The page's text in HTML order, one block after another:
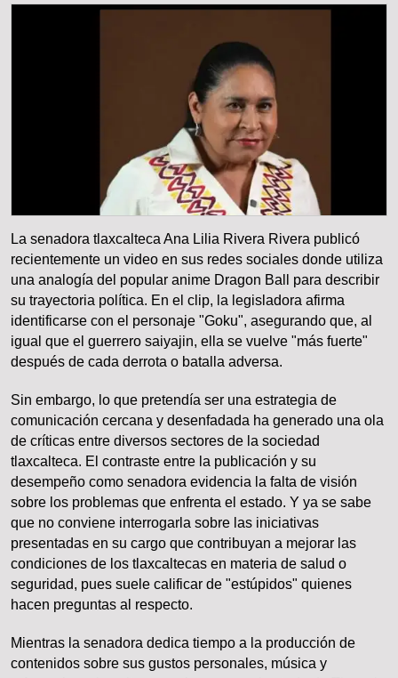
La senadora tlaxcalteca Ana Lilia Rivera Rivera publicó
recientemente un video en sus redes sociales donde utiliza
una analogía del popular anime Dragon Ball para describir
su trayectoria política. En el clip, la legisladora afirma
identificarse con el personaje "Goku", asegurando que, al
igual que el guerrero saiyajin, ella se vuelve "más fuerte"
después de cada derrota o batalla adversa.
Sin embargo, lo que pretendía ser una estrategia de
comunicación cercana y desenfadada ha generado una ola
de críticas entre diversos sectores de la sociedad
tlaxcalteca. El contraste entre la publicación y su
desempeño como senadora evidencia la falta de visión
sobre los problemas que enfrenta el estado. Y ya se sabe
que no conviene interrogarla sobre las iniciativas
presentadas en su cargo que contribuyan a mejorar las
condiciones de los tlaxcaltecas en materia de salud o
seguridad, pues suele calificar de "estúpidos" quienes
hacen preguntas al respecto.
Mientras la senadora dedica tiempo a la producción de
contenidos sobre sus gustos personales, música y